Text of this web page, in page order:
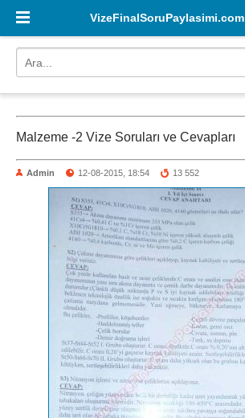
VizeFinalSoruPaylasimi.com
Malzeme -2 Vize Soruları ve Cevapları
Admin 12-08-2015, 18:54 13 552